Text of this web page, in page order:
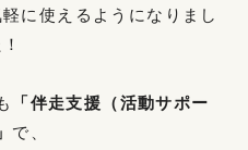
に使えるようになりまし
「伴走支援（活動サポー
で、